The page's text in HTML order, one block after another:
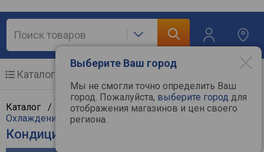
Выберите Ваш город
Мы не смогли точно определить Ваш
город. Пожалуйста, выберите город для
отображения магазинов и цен своего
региона.
Каталог
Каталог / Климат, отопление и водоснабжение/
Охлаждение и климат/
Кондиционер Atlantic ASAFA-09HRN8